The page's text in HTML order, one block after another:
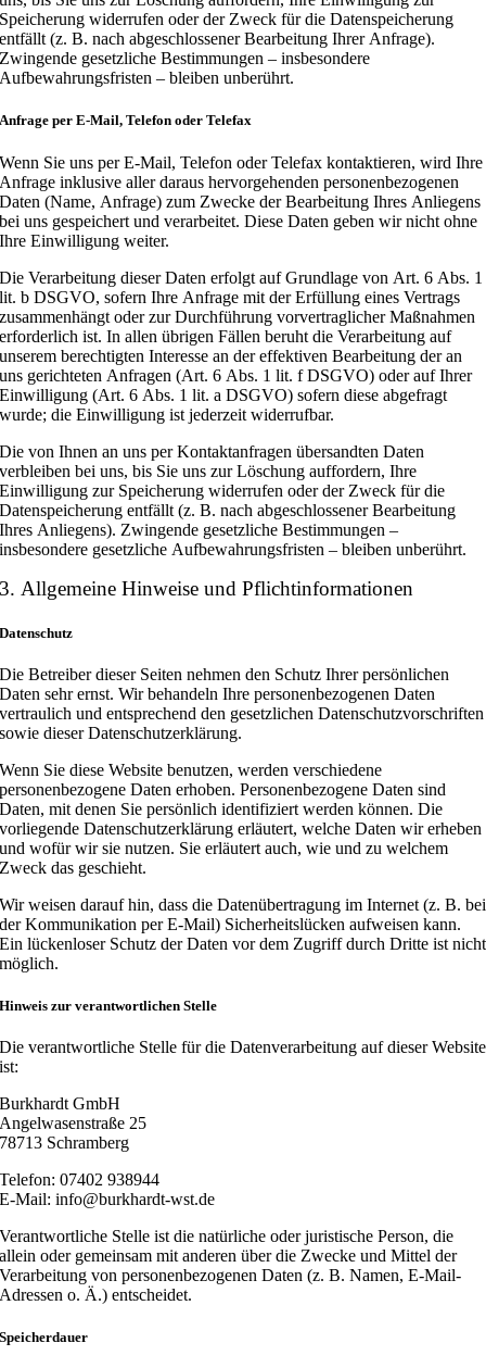
Speicherung widerrufen oder der Zweck für die Datenspeicherung
entfällt (z. B. nach abgeschlossener Bearbeitung Ihrer Anfrage).
Zwingende gesetzliche Bestimmungen – insbesondere
Aufbewahrungsfristen – bleiben unberührt.
Anfrage per E-Mail, Telefon oder Telefax
Wenn Sie uns per E-Mail, Telefon oder Telefax kontaktieren, wird Ihre
Anfrage inklusive aller daraus hervorgehenden personenbezogenen
Daten (Name, Anfrage) zum Zwecke der Bearbeitung Ihres Anliegens
bei uns gespeichert und verarbeitet. Diese Daten geben wir nicht ohne
Ihre Einwilligung weiter.
Die Verarbeitung dieser Daten erfolgt auf Grundlage von Art. 6 Abs. 1
lit. b DSGVO, sofern Ihre Anfrage mit der Erfüllung eines Vertrags
zusammenhängt oder zur Durchführung vorvertraglicher Maßnahmen
erforderlich ist. In allen übrigen Fällen beruht die Verarbeitung auf
unserem berechtigten Interesse an der effektiven Bearbeitung der an
uns gerichteten Anfragen (Art. 6 Abs. 1 lit. f DSGVO) oder auf Ihrer
Einwilligung (Art. 6 Abs. 1 lit. a DSGVO) sofern diese abgefragt
wurde; die Einwilligung ist jederzeit widerrufbar.
Die von Ihnen an uns per Kontaktanfragen übersandten Daten
verbleiben bei uns, bis Sie uns zur Löschung auffordern, Ihre
Einwilligung zur Speicherung widerrufen oder der Zweck für die
Datenspeicherung entfällt (z. B. nach abgeschlossener Bearbeitung
Ihres Anliegens). Zwingende gesetzliche Bestimmungen –
insbesondere gesetzliche Aufbewahrungsfristen – bleiben unberührt.
3. Allgemeine Hinweise und Pflichtinformationen
Datenschutz
Die Betreiber dieser Seiten nehmen den Schutz Ihrer persönlichen
Daten sehr ernst. Wir behandeln Ihre personenbezogenen Daten
vertraulich und entsprechend den gesetzlichen Datenschutzvorschriften
sowie dieser Datenschutzerklärung.
Wenn Sie diese Website benutzen, werden verschiedene
personenbezogene Daten erhoben. Personenbezogene Daten sind
Daten, mit denen Sie persönlich identifiziert werden können. Die
vorliegende Datenschutzerklärung erläutert, welche Daten wir erheben
und wofür wir sie nutzen. Sie erläutert auch, wie und zu welchem
Zweck das geschieht.
Wir weisen darauf hin, dass die Datenübertragung im Internet (z. B. bei
der Kommunikation per E-Mail) Sicherheitslücken aufweisen kann.
Ein lückenloser Schutz der Daten vor dem Zugriff durch Dritte ist nicht
möglich.
Hinweis zur verantwortlichen Stelle
Die verantwortliche Stelle für die Datenverarbeitung auf dieser Website
ist:
Burkhardt GmbH
Angelwasenstraße 25
78713 Schramberg
Telefon: 07402 938944
E-Mail: info@burkhardt-wst.de
Verantwortliche Stelle ist die natürliche oder juristische Person, die
allein oder gemeinsam mit anderen über die Zwecke und Mittel der
Verarbeitung von personenbezogenen Daten (z. B. Namen, E-Mail-
Adressen o. Ä.) entscheidet.
Speicherdauer